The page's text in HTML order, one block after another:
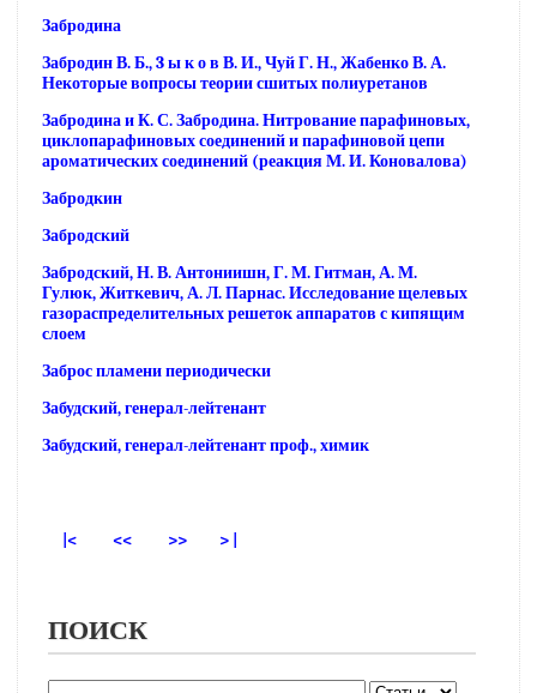
Забродина
Забродин В. Б., 3 ы к о в В. И., Чуй Г. Н., Жабенко В. А.
Некоторые вопросы теории сшитых полиуретанов
Забродина и К. С. Забродина. Нитрование парафиновых,
циклопарафиновых соединений и парафиновой цепи
ароматических соединений (реакция М. И. Коновалова)
Забродкин
Забродский
Забродский, Н. В. Антониишн, Г. М. Гитман, А. М.
Гулюк, Житкевич, А. Л. Парнас. Исследование щелевых
газораспределительных решеток аппаратов с кипящим
слоем
Заброс пламени периодически
Забудский, генерал-лейтенант
Забудский, генерал-лейтенант проф., химик
|< << >> > |
ПОИСК